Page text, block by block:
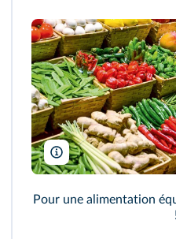
Aleksandar Mijatovic/
Pour une alimentation
!